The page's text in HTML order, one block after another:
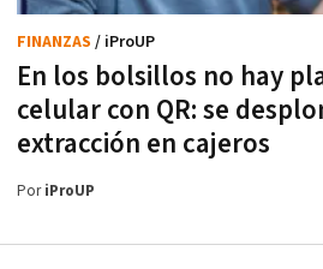
En los bolsillos no hay
celular con QR: se
extracción en cajeros
FINANZAS / iProUP
PoriProUP